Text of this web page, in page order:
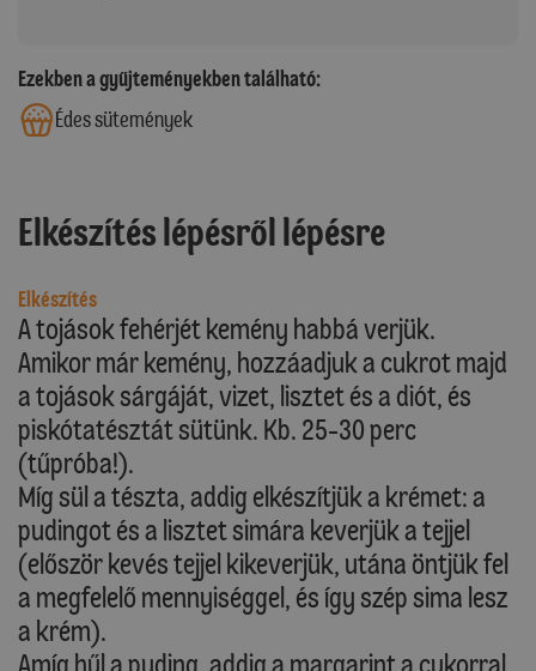
Ezekben a gyűjteményekben található:
Édes sütemények
Elkészítés lépésről lépésre
Elkészítés
A tojások fehérjét kemény habbá verjük.
Amikor már kemény, hozzáadjuk a cukrot majd
a tojások sárgáját, vizet, lisztet és a diót, és
piskótatésztát sütünk. Kb. 25-30 perc
(tűpróba!).
Míg sül a tészta, addig elkészítjük a krémet: a
pudingot és a lisztet simára keverjük a tejjel
(először kevés tejjel kikeverjük, utána öntjük fel
a megfelelő mennyiséggel, és így szép sima lesz
a krém).